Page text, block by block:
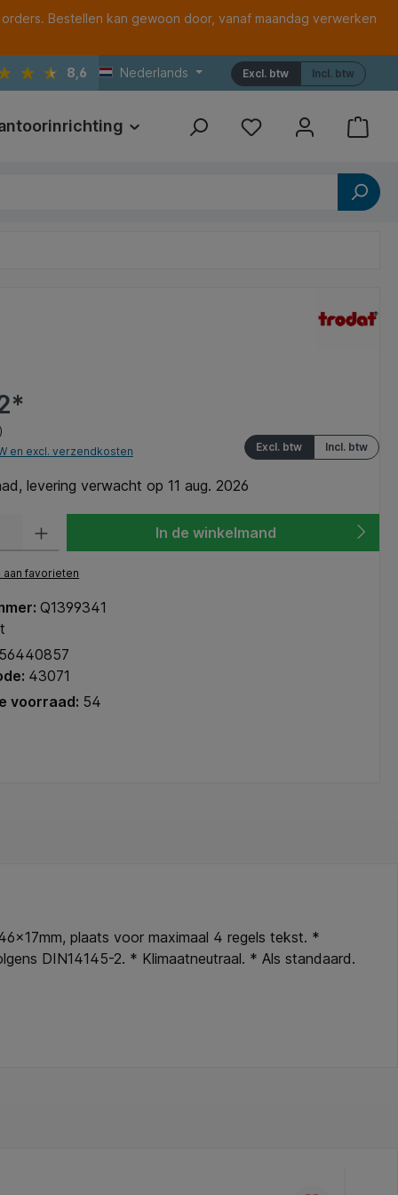
Bestellen kan gewoon door, vanaf maandag verwerken
8,6 Nederlands Incl. btw
Excl. btw
Print Referenties
Incl. btw
Excl. btw
en excl. verzendkosten
levering verwacht op 11 aug. 2026
In de winkelmand
favorieten
Q1399341
43071
voorraad: 54
plaats voor maximaal 4 regels tekst. *
DIN14145-2. * Klimaatneutraal. * Als standaard.